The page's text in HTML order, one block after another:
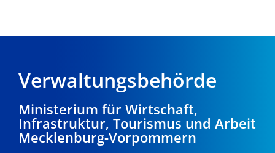
Verwaltungsbehörde
Ministerium für Wirtschaft,
Infrastruktur, Tourismus und Arbeit
Mecklenburg-Vorpommern